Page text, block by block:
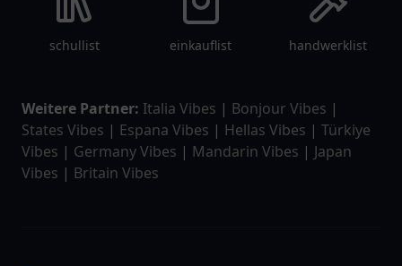
schullist einkauflist handwerklist
Weitere Partner: Italia Vibes | Bonjour Vibes |
States Vibes | Espana Vibes | Hellas Vibes | Türkiye
Vibes | Germany Vibes | Mandarin Vibes | Japan
Vibes | Britain Vibes